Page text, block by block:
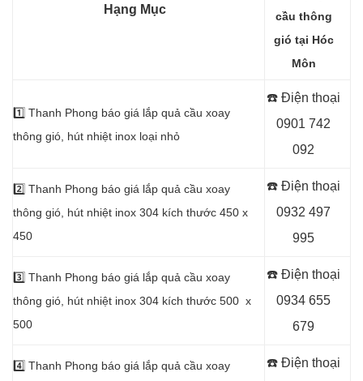
Hạng Mục
cầu thông
gió tại Hóc
Môn
1️⃣ Thanh Phong báo giá lắp quả cầu xoay
thông gió, hút nhiệt inox loại nhỏ
☎️ Điện thoại
0901 742
092
2️⃣ Thanh Phong báo giá lắp quả cầu xoay
thông gió, hút nhiệt inox 304 kích thước 450 x
450
☎️ Điện thoại
0932 497
995
3️⃣ Thanh Phong báo giá lắp quả cầu xoay
thông gió, hút nhiệt inox 304 kích thước 500 x
500
☎️ Điện thoại
0934 655
679
4️⃣ Thanh Phong báo giá lắp quả cầu xoay
☎️ Điện thoại